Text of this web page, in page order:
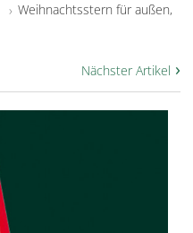
Weihnachtsstern für außen,
Nächster Artikel ›